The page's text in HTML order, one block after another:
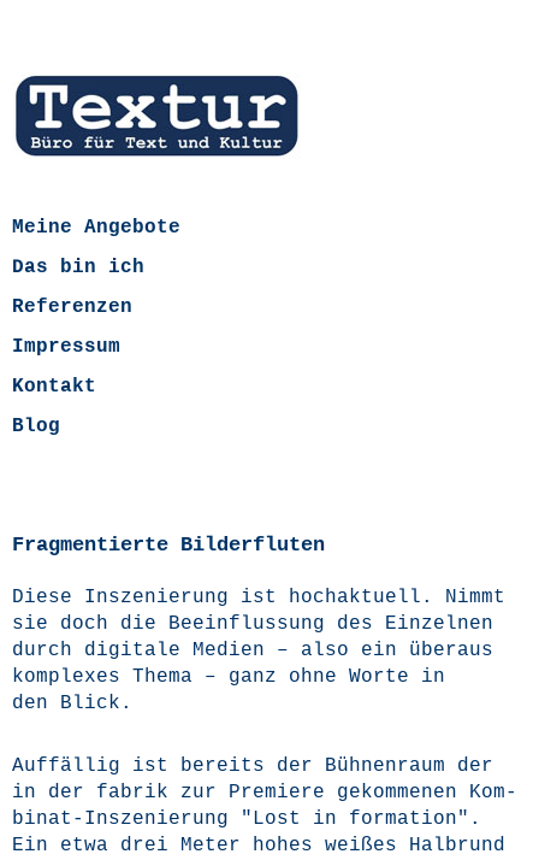
Meine Angebote
Das bin ich
Referenzen
Impressum
Kontakt
Blog
Fragmentierte Bilderfluten
Die­se Insze­nie­rung ist hoch­ak­tu­ell. Nimmt
sie doch die Beein­flus­sung des Ein­zel­nen
durch digi­ta­le Medi­en – also ein über­aus
kom­ple­xes The­ma – ganz ohne Wor­te in
den Blick.
Auf­fäl­lig ist bereits der Büh­nen­raum der
in der fabrik zur Pre­mie­re gekom­me­nen Kom­
bi­nat-Insze­nie­rung "Lost in for­ma­ti­on".
Ein etwa drei Meter hohes wei­ßes Halb­rund